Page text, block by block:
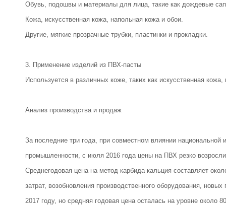
Обувь, подошвы и материалы для лица, такие как дождевые
Кожа, искусственная кожа, напольная кожа и обои.
Другие, мягкие прозрачные трубки, пластинки и прокладки.
3. Применение изделий из ПВХ-пасты
Используется в различных коже, таких как искусственная
Анализ производства и продаж
За последние три года, при совместном влиянии
промышленности, с июля 2016 года цены на ПВХ резко
Среднегодовая цена на метод карбида кальция составляет
затрат, возобновления производственного оборудования,
2017 году, но средняя годовая цена осталась на уровне около